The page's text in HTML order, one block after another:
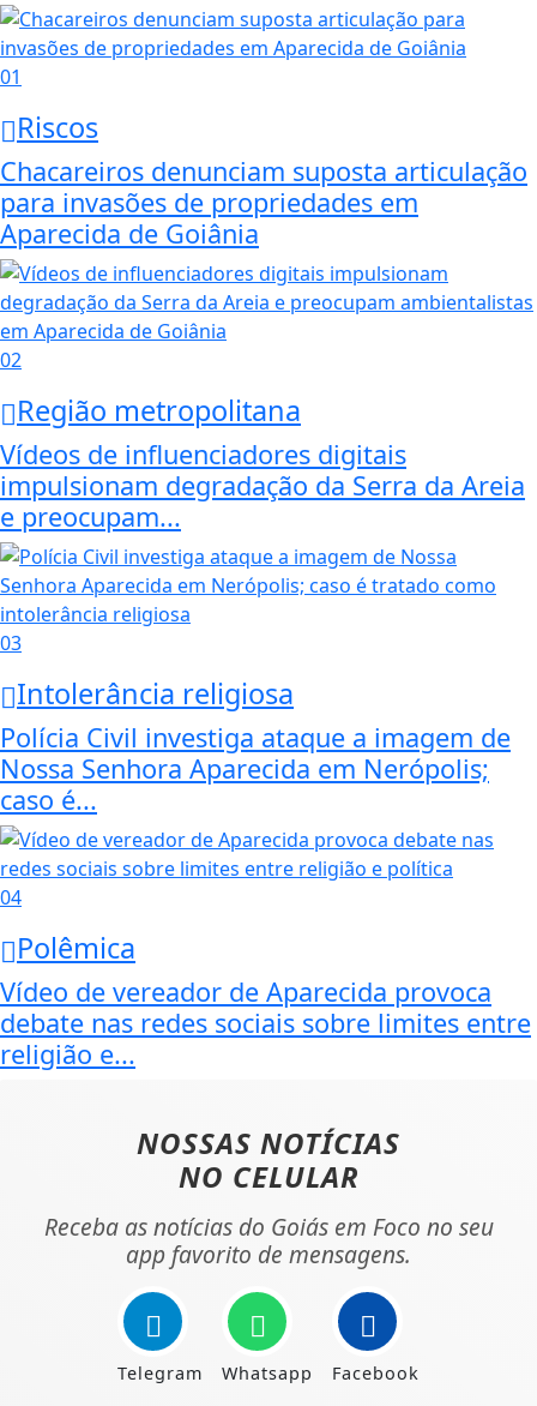
01
Riscos
Chacareiros denunciam suposta articulação
para invasões de propriedades em
Aparecida de Goiânia
02
Região metropolitana
Vídeos de influenciadores digitais
impulsionam degradação da Serra da Areia
e preocupam...
03
Intolerância religiosa
Polícia Civil investiga ataque a imagem de
Nossa Senhora Aparecida em Nerópolis;
caso é...
04
Polêmica
Vídeo de vereador de Aparecida provoca
debate nas redes sociais sobre limites entre
religião e...
NOSSAS NOTÍCIAS
NO CELULAR
Receba as notícias do Goiás em Foco no seu
app favorito de mensagens.
Telegram Whatsapp Facebook